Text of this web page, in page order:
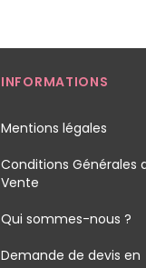
INFORMATIONS
Mentions légales
Conditions Générales
Vente
Qui sommes-nous ?
Demande de devis en